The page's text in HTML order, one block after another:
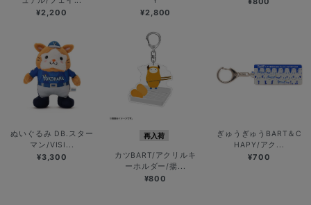
¥2,200 ¥2,800
ぬいぐるみ DB.スター
マン/VISI...
¥3,300
再入荷
カツBART/アクリルキ
ーホルダー/揚...
¥800
ぎゅうぎゅうBART＆C
HAPY/アク...
¥700